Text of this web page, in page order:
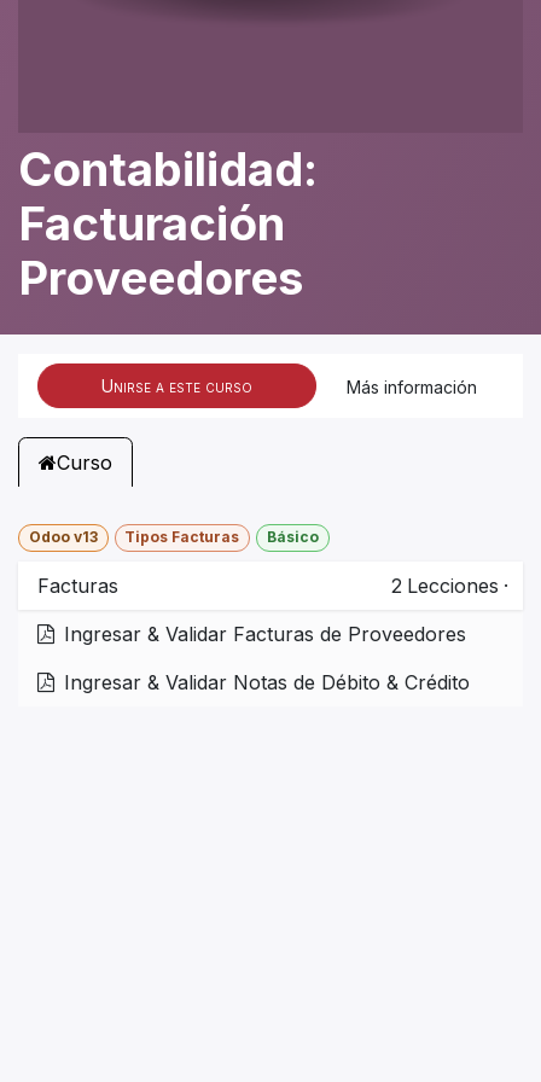
Contabilidad:
Facturación
Proveedores
Unirse a este curso Más información
Curso
Odoo v13 Tipos Facturas Básico
Facturas 2 Lecciones ·
Ingresar & Validar Facturas de Proveedores
Ingresar & Validar Notas de Débito & Crédito